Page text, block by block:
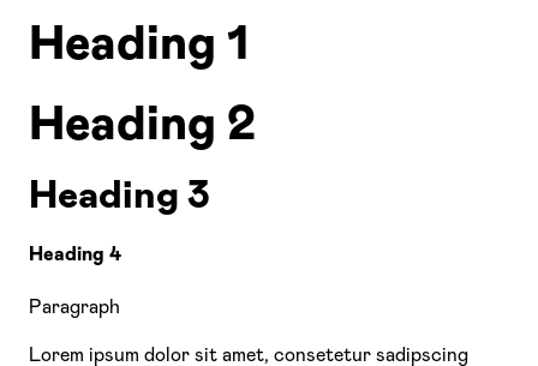
Heading 1
Heading 2
Heading 3
Heading 4
Paragraph
Lorem ipsum dolor sit amet, consetetur sadipscing